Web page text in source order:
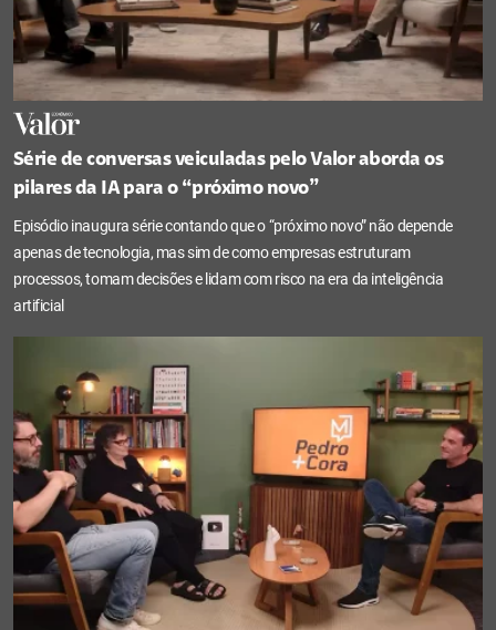
Série de conversas veiculadas pelo Valor aborda os
pilares da IA para o “próximo novo”
Episódio inaugura série contando que o “próximo novo” não depende
apenas de tecnologia, mas sim de como empresas estruturam
processos, tomam decisões e lidam com risco na era da inteligência
artificial